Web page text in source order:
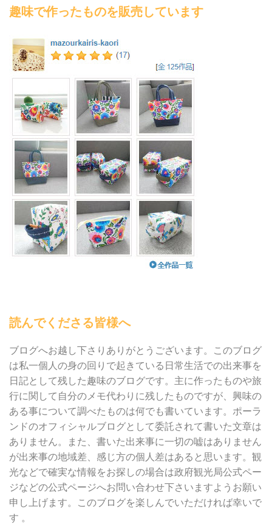
趣味で作ったものを販売しています
読んでくださる皆様へ
ブログへお越し下さりありがとうございます。このブログ
は私一個人の身の回りで起きている日常生活での出来事を
日記として残した趣味のブログです。主に作ったものや旅
行に関して自分のメモ代わりに残したものですが、興味の
ある事について調べたものは何でも書いています。ポーラ
ンドのオフィシャルブログとして委託されて書いた文章は
ありません。また、書いた出来事に一切の嘘はありません
が出来事の地域差、感じ方の個人差はあると思います。観
光などで確実な情報をお探しの場合は政府観光局公式ペー
ジなどの公式ページへお問い合わせ下さいますようお願い
申し上げます。このブログを楽しんでいただければ幸いで
す 。